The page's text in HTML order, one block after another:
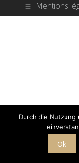
Mentions
Durch die Nutzung
Ok